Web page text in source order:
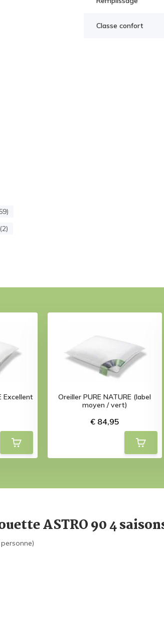
Classe confort
Excellent
Oreiller PURE NATURE (label
moyen / vert)
€ 84,95
ASTRO 90 4